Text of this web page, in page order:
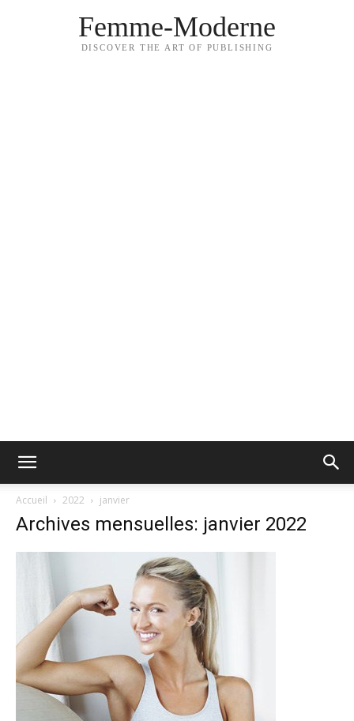
Femme-Moderne
DISCOVER THE ART OF PUBLISHING
Accueil 2022 janvier
Archives mensuelles: janvier 2022